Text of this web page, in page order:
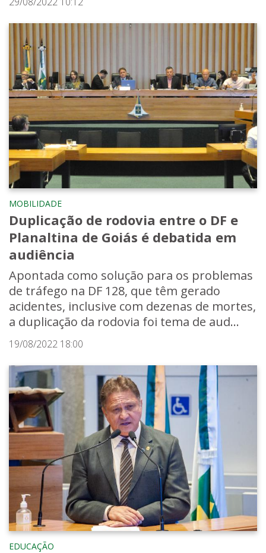
MOBILIDADE
Duplicação de rodovia entre o DF e
Planaltina de Goiás é debatida em
audiência
Apontada como solução para os problemas
de tráfego na DF 128, que têm gerado
acidentes, inclusive com dezenas de mortes,
a duplicação da rodovia foi tema de aud...
19/08/2022 18:00
EDUCAÇÃO